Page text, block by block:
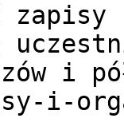
i
i-